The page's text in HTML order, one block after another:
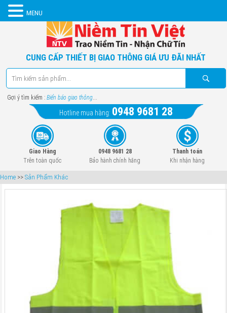
CUNG CẤP THIẾT BỊ GIAO THÔNG GIÁ ƯU ĐÃI NHẤT
Gợi ý tìm kiếm : Biển báo giao thông...
Hotline mua hàng: 0948 9681 28
Giao Hàng
Trên toàn quốc
0948 9681 28
Bảo hành chính hãng
Thanh toán
Khi nhận hàng
Home >> Sản Phẩm Khác
MENU